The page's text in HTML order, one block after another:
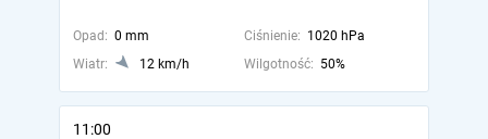
Opad: 0 mm Ciśnienie: 1020 hPa
Wiatr:
12 km/h Wilgotność: 50%
11:00